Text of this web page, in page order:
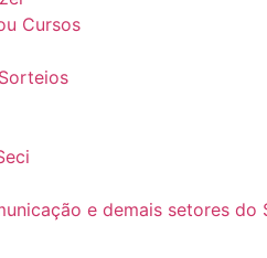
Cursos
e demais setores do